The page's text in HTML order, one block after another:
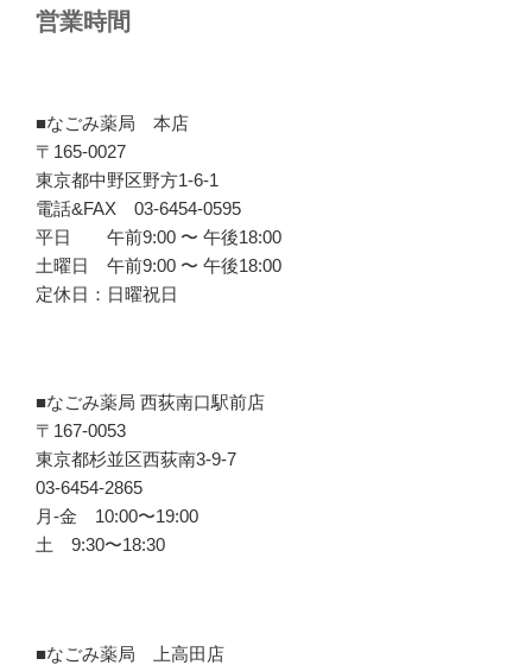
営業時間
■なごみ薬局 本店
〒165-0027
東京都中野区野方1-6-1
電話&FAX 03-6454-0595
平日 午前9:00 〜 午後18:00
土曜日 午前9:00 〜 午後18:00
定休日：日曜祝日
■なごみ薬局 西荻南口駅前店
〒167-0053
東京都杉並区西荻南3-9-7
03-6454-2865
月-金 10:00〜19:00
土 9:30〜18:30
■なごみ薬局 上高田店